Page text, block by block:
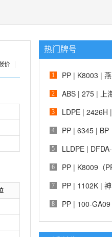
价
热门牌号
1 PP | K8003 |
2 ABS | 275 | 上
3 LDPE | 2426H
4 PP | 6345 | BP
5 LLDPE |
6 PP | K8009（
7 PP | 1102K |
8 PP | 100-